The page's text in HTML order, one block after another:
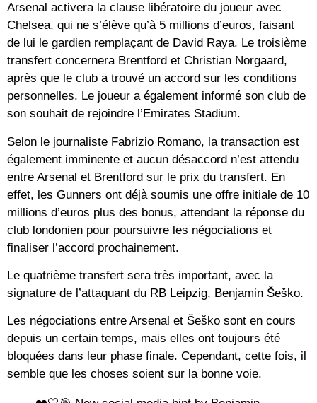
Arsenal activera la clause libératoire du joueur avec
Chelsea, qui ne s’élève qu’à 5 millions d’euros, faisant
de lui le gardien remplaçant de David Raya. Le troisième
transfert concernera Brentford et Christian Norgaard,
après que le club a trouvé un accord sur les conditions
personnelles. Le joueur a également informé son club de
son souhait de rejoindre l’Emirates Stadium.
Selon le journaliste Fabrizio Romano, la transaction est
également imminente et aucun désaccord n’est attendu
entre Arsenal et Brentford sur le prix du transfert. En
effet, les Gunners ont déjà soumis une offre initiale de 10
millions d’euros plus des bonus, attendant la réponse du
club londonien pour poursuivre les négociations et
finaliser l’accord prochainement.
Le quatrième transfert sera très important, avec la
signature de l’attaquant du RB Leipzig, Benjamin Šeško.
Les négociations entre Arsenal et Šeško sont en cours
depuis un certain temps, mais elles ont toujours été
bloquées dans leur phase finale. Cependant, cette fois, il
semble que les choses soient sur la bonne voie.